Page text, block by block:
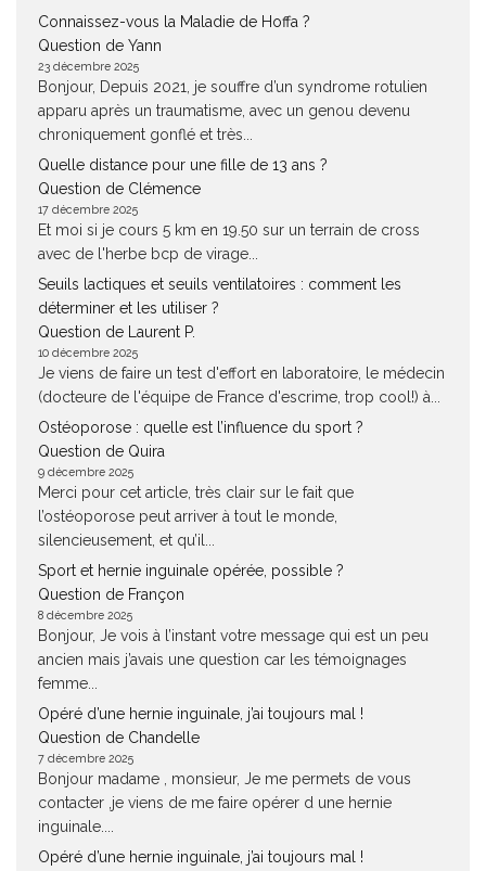
Connaissez-vous la Maladie de Hoffa ?
Question de Yann
23 décembre 2025
Bonjour, Depuis 2021, je souffre d’un syndrome rotulien
apparu après un traumatisme, avec un genou devenu
chroniquement gonflé et très...
Quelle distance pour une fille de 13 ans ?
Question de Clémence
17 décembre 2025
Et moi si je cours 5 km en 19.50 sur un terrain de cross
avec de l'herbe bcp de virage...
Seuils lactiques et seuils ventilatoires : comment les
déterminer et les utiliser ?
Question de Laurent P.
10 décembre 2025
Je viens de faire un test d'effort en laboratoire, le médecin
(docteure de l'équipe de France d'escrime, trop cool!) à...
Ostéoporose : quelle est l’influence du sport ?
Question de Quira
9 décembre 2025
Merci pour cet article, très clair sur le fait que
l’ostéoporose peut arriver à tout le monde,
silencieusement, et qu’il...
Sport et hernie inguinale opérée, possible ?
Question de Françon
8 décembre 2025
Bonjour, Je vois à l’instant votre message qui est un peu
ancien mais j’avais une question car les témoignages
femme...
Opéré d’une hernie inguinale, j’ai toujours mal !
Question de Chandelle
7 décembre 2025
Bonjour madame , monsieur, Je me permets de vous
contacter ,je viens de me faire opérer d une hernie
inguinale....
Opéré d’une hernie inguinale, j’ai toujours mal !